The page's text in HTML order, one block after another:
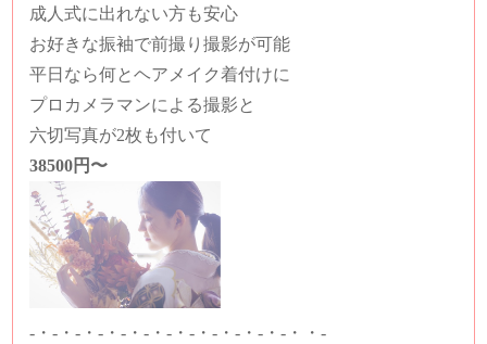
成人式に出れない方も安心
お好きな振袖で前撮り撮影が可能
平日なら何とヘアメイク着付けに
プロカメラマンによる撮影と
六切写真が2枚も付いて
38500円〜
-・-・-・-・-・-・-・-・-・-・-・-・・-